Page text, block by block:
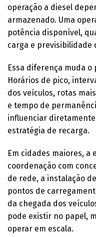
operação a diesel
armazenado. Uma
potência disponível,
carga e previsibilidade
Essa diferença muda
Horários de pico,
dos veículos, rotas
e tempo de
influenciar
estratégia de recarga.
Em cidades maiores, a
coordenação com
de rede, a instalação
pontos de
da chegada dos
pode existir no papel,
operar em escala.